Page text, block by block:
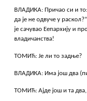
ВЛАДИКА: Причао си и то:
да је не одвуче у
је сачувао Еепархију и
владичанства!
ТОМИЋ: Је ли то задње?
ВЛАДИКА: Има још два
ТОМИЋ: Ајде још и та